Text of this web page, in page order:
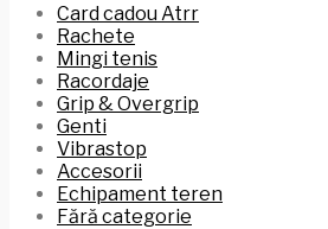
Card cadou Atrr
Rachete
Mingi tenis
Racordaje
Grip & Overgrip
Genti
Vibrastop
Accesorii
Echipament teren
Fără categorie